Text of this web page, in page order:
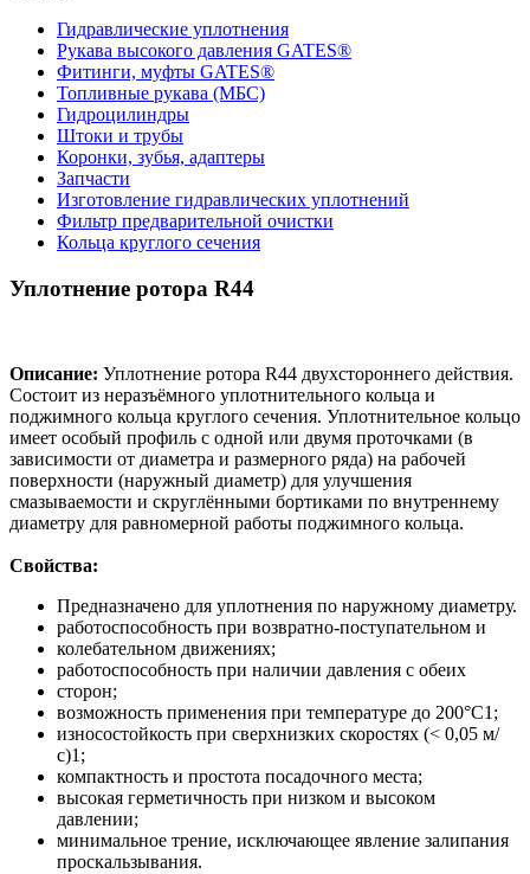
Гидравлические уплотнения
Рукава высокого давления GATES®
Фитинги, муфты GATES®
Топливные рукава (МБС)
Гидроцилиндры
Штоки и трубы
Коронки, зубья, адаптеры
Запчасти
Изготовление гидравлических уплотнений
Фильтр предварительной очистки
Кольца круглого сечения
Уплотнение ротора R44
Описание: Уплотнение ротора R44 двухстороннего действия.
Состоит из неразъёмного уплотнительного кольца и
поджимного кольца круглого сечения. Уплотнительное кольцо
имеет особый профиль с одной или двумя проточками (в
зависимости от диаметра и размерного ряда) на рабочей
поверхности (наружный диаметр) для улучшения
смазываемости и скруглёнными бортиками по внутреннему
диаметру для равномерной работы поджимного кольца.
Свойства:
Предназначено для уплотнения по наружному диаметру.
работоспособность при возвратно-поступательном и
колебательном движениях;
работоспособность при наличии давления с обеих
сторон;
возможность применения при температуре до 200°С1;
износостойкость при сверхнизких скоростях (< 0,05 м/
с)1;
компактность и простота посадочного места;
высокая герметичность при низком и высоком
давлении;
минимальное трение, исключающее явление залипания
проскальзывания.